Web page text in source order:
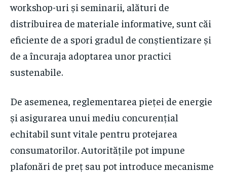
workshop-uri și seminarii, alături de
distribuirea de materiale informative, sunt căi
eficiente de a spori gradul de conștientizare și
de a încuraja adoptarea unor practici
sustenabile.
De asemenea, reglementarea pieței de energie
și asigurarea unui mediu concurențial
echitabil sunt vitale pentru protejarea
consumatorilor. Autoritățile pot impune
plafonări de preț sau pot introduce mecanisme